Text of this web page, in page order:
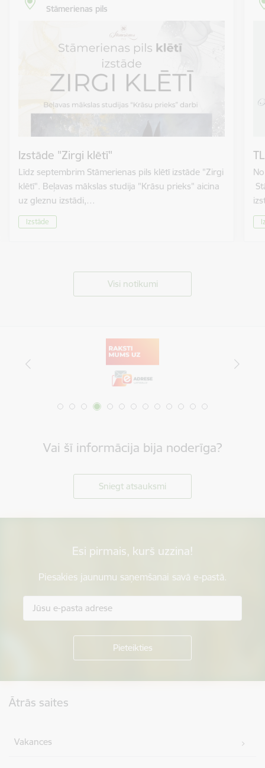
Stāmerienas pils
Izstāde "Zirgi klētī"
Līdz septembrim Stāmerienas pils klētī izstāde "Zirgi
klētī". Beļavas mākslas studija "Krāsu prieks" aicina
uz gleznu izstādi,…
Izstāde
Visi notikumi
Vai šī informācija bija noderīga?
Sniegt atsauksmi
Esi pirmais, kurš uzzina!
Piesakies jaunumu saņemšanai savā e-pastā.
Ātrās saites
Vakances